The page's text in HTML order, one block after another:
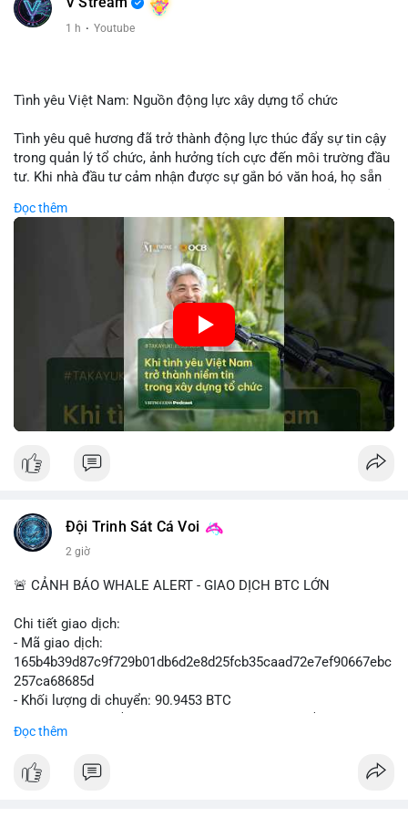
1 h · Youtube
Tình yêu Việt Nam: Nguồn động lực xây dựng tổ chức
Tình yêu quê hương đã trở thành động lực thúc đẩy sự tin cậy
trong quản lý tổ chức, ảnh hưởng tích cực đến môi trường đầu
tư. Khi nhà đầu tư cảm nhận được sự gắn bó văn hoá, họ sẵn
các công ty blockchain và tiền mã hoá. Sự tăng cường niềm
tin này giúp giảm rủi ro thị trường, cải thiện chi phí vốn và thúc
đẩy sự phát triển bền vững của ngành công nghệ tài chính. Các
nhà quản lý cần khai thác tinh thần này để xây dựng chiến lược
phát triển bền vững và thu hút vốn đầu tư.
🎥 Xem video trực tiếp tại:
Nguồn: VIETSUCCESS
Đọc thêm
Đội Trinh Sát Cá Voi
2 giờ
🚨 CẢNH BÁO WHALE ALERT - GIAO DỊCH BTC LỚN
Chi tiết giao dịch:
- Mã giao dịch:
165b4b39d87c9f729b01db6d2e8d25fcb35caad72e7ef90667ebc
257ca68685d
- Khối lượng di chuyển: 90.9453 BTC
USD)
Đọc thêm